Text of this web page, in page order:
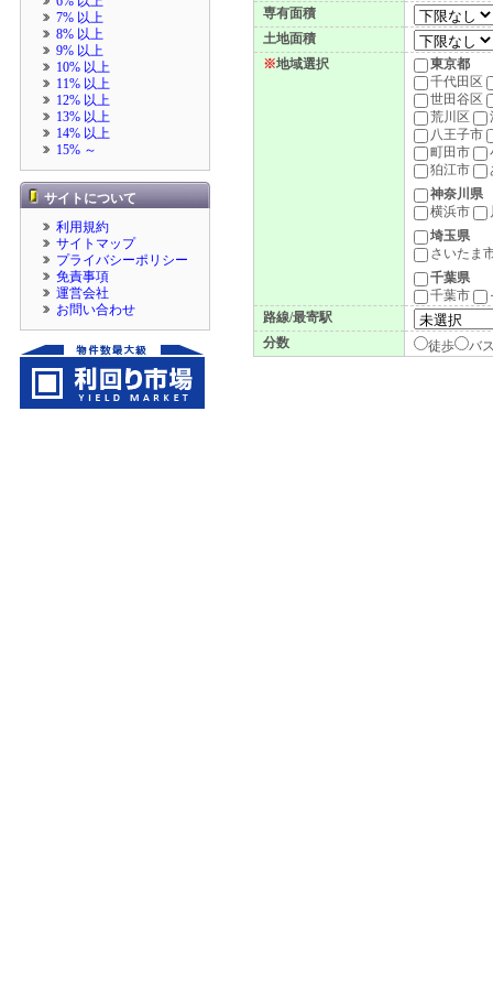
7% 以上
8% 以上
9% 以上
10% 以上
11% 以上
12% 以上
13% 以上
14% 以上
15% ～
サイトについて
利用規約
サイトマップ
プライバシーポリシー
免責事項
運営会社
お問い合わせ
専有面積
土地面積
※地域選択
東京都
千代田区
世田谷区
荒川区
八王子市
町田市
狛江市
神奈川県
横浜市
埼玉県
さいたま
千葉県
千葉市
路線/最寄駅
分数
徒歩 バ